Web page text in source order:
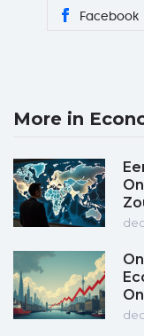
Facebook
More in